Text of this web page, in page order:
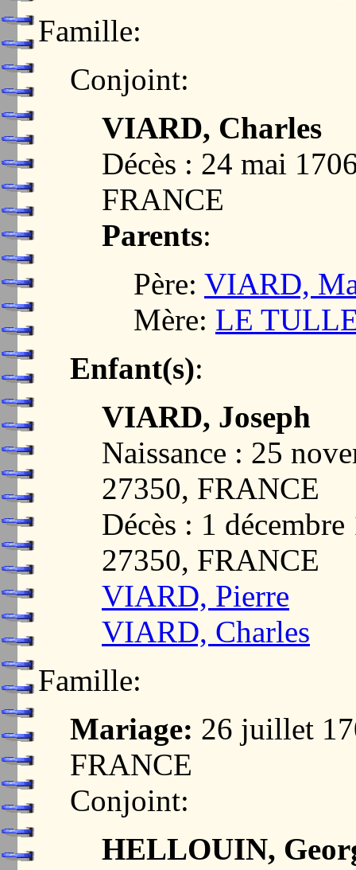
Famille:
Conjoint:
VIARD, Charles
Décès : 24 mai
FRANCE
Parents:
Père: VIARD,
Mère: LE
Enfant(s):
VIARD, Joseph
Naissance : 25
27350, FRANCE
Décès : 1
27350, FRANCE
VIARD, Pierre
VIARD, Charles
Famille:
Mariage: 26 juillet
FRANCE
Conjoint:
HELLOUIN,